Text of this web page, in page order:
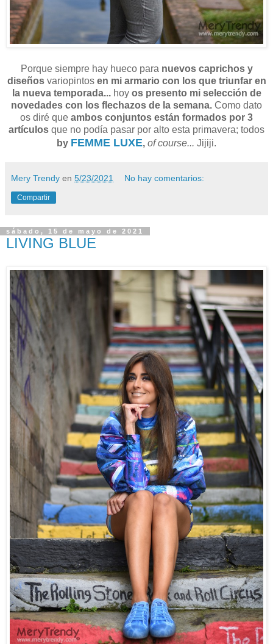
Porque siempre hay hueco para nuevos caprichos y
diseños variopintosen mi armario con los que triunfar en
la nueva temporada... hoy os presento mi selección de
novedades con los flechazos de la semana. Como dato
os diré que ambos conjuntos están formados por 3
artículos que no podía pasar por alto esta primavera; todos
by FEMME LUXE, of course... Jijiji.
Mery Trendy en 5/23/2021 No hay comentarios:
Compartir
sábado, 15 de mayo de 2021
LIVING BLUE